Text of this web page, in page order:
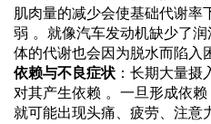
肌肉量的减少会使基础代谢率
弱 。就像汽车发动机缺少了
体的代谢也会因为脱水而陷入
依赖与不良症状 ：长期大量
对其产生依赖 。一旦形成依赖
就可能出现头痛、疲劳、注意